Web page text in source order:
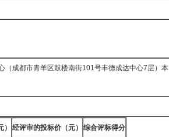
（成都市青羊区鼓楼南街101号丰德成达中心7层）本
经评审的投标价（元） 综合评标得分